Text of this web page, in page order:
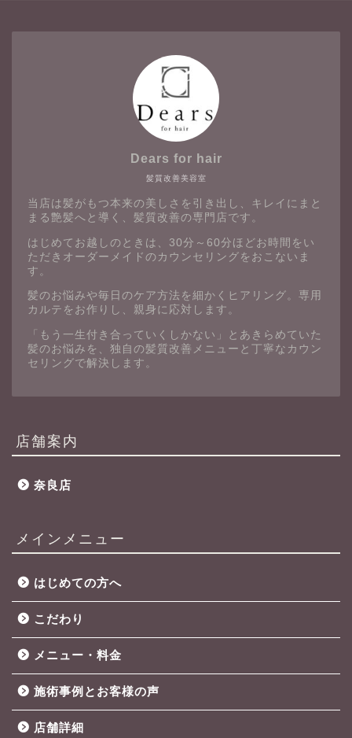
髪質改善美容室
Dears for hair
当店は髪がもつ本来の美しさを引き出し、キレイにまと
まる艶髪へと導く、髪質改善の専門店です。
はじめてお越しのときは、30分～60分ほどお時間をい
ただきオーダーメイドのカウンセリングをおこないま
す。
髪のお悩みや毎日のケア方法を細かくヒアリング。専用
カルテをお作りし、親身に応対します。
「もう一生付き合っていくしかない」とあきらめていた
髪のお悩みを、独自の髪質改善メニューと丁寧なカウン
セリングで解決します。
店舗案内
奈良店
メインメニュー
はじめての方へ
こだわり
メニュー・料金
施術事例とお客様の声
店舗詳細